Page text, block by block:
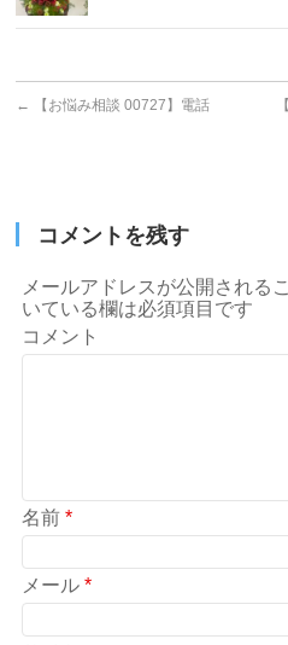
← 【お悩み相談 00727】電話
コメントを残す
メールアドレスが公開される
いている欄は必須項目です
コメント
名前*
メール*